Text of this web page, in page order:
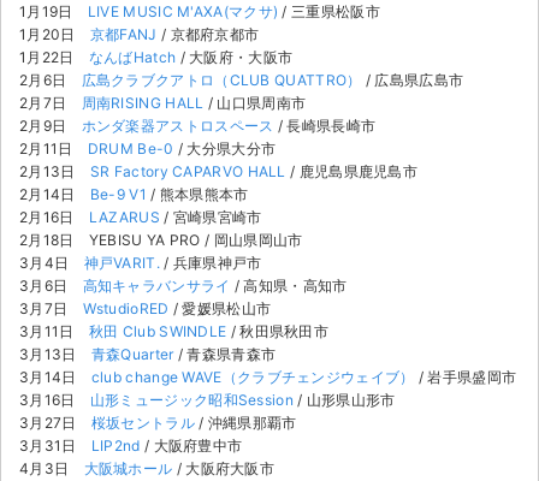
プライバシーポリシー
特定商取引法に基づく表記
公演登録依頼
不正転売禁止法について
チケットジャムの取り組み
音楽情報
1月19日 LIVE MUSIC M'AXA(マクサ) / 三重県松阪市
1月20日 京都FANJ / 京都府京都市
1月22日 なんばHatch / 大阪府・大阪市
2月6日 広島クラブクアトロ（CLUB QUATTRO）
/ 広島県広島市
2月7日 周南RISING HALL / 山口県周南市
2月9日 ホンダ楽器アストロスペース / 長崎県長崎市
2月11日 DRUM Be-0 / 大分県大分市
2月13日 SR Factory CAPARVO HALL / 鹿児島県鹿児島市
2月14日 Be-9 V1 / 熊本県熊本市
2月16日 LAZARUS / 宮崎県宮崎市
2月18日 YEBISU YA PRO / 岡山県岡山市
3月4日 神戸VARIT./ 兵庫県神戸市
3月6日 高知キャラバンサライ / 高知県・高知市
3月7日 WstudioRED / 愛媛県松山市
3月11日 秋田 Club SWINDLE / 秋田県秋田市
3月13日 青森Quarter/ 青森県青森市
3月14日 club change WAVE（クラブチェンジウェイブ）
/ 岩手県盛岡市
3月16日 山形ミュージック昭和Session / 山形県山形市
3月27日 桜坂セントラル/ 沖縄県那覇市
3月31日 LIP2nd / 大阪府豊中市
4月3日 大阪城ホール / 大阪府大阪市